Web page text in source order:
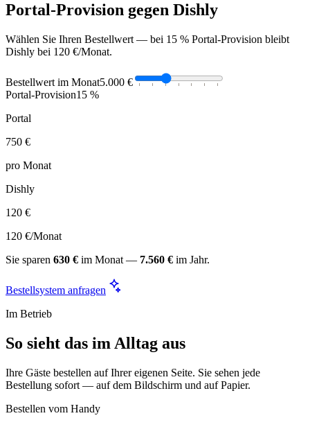
Portal-Provision gegen Dishly
Wählen Sie Ihren Bestellwert — bei 15 % Portal-Provision bleibt
Dishly bei 120 €/Monat.
Bestellwert im Monat5.000 €
Portal-Provision15 %
Portal
750 €
pro Monat
Dishly
120 €
120 €/Monat
Sie sparen 630 € im Monat — 7.560 € im Jahr.
Bestellsystem anfragen
Im Betrieb
So sieht das im Alltag aus
Ihre Gäste bestellen auf Ihrer eigenen Seite. Sie sehen jede
Bestellung sofort — auf dem Bildschirm und auf Papier.
Bestellen vom Handy